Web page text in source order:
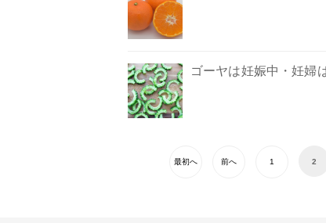
ゴーヤは妊娠中・妊婦
最初へ 前へ 1 2